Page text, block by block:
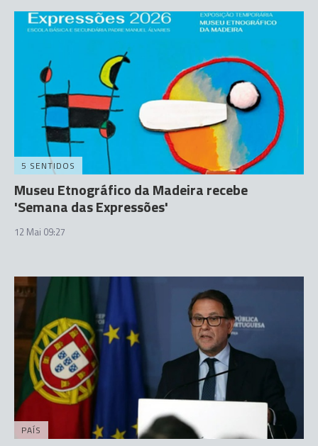
5 SENTIDOS
Museu Etnográfico da Madeira recebe
'Semana das Expressões'
12 Mai 09:27
PAÍS